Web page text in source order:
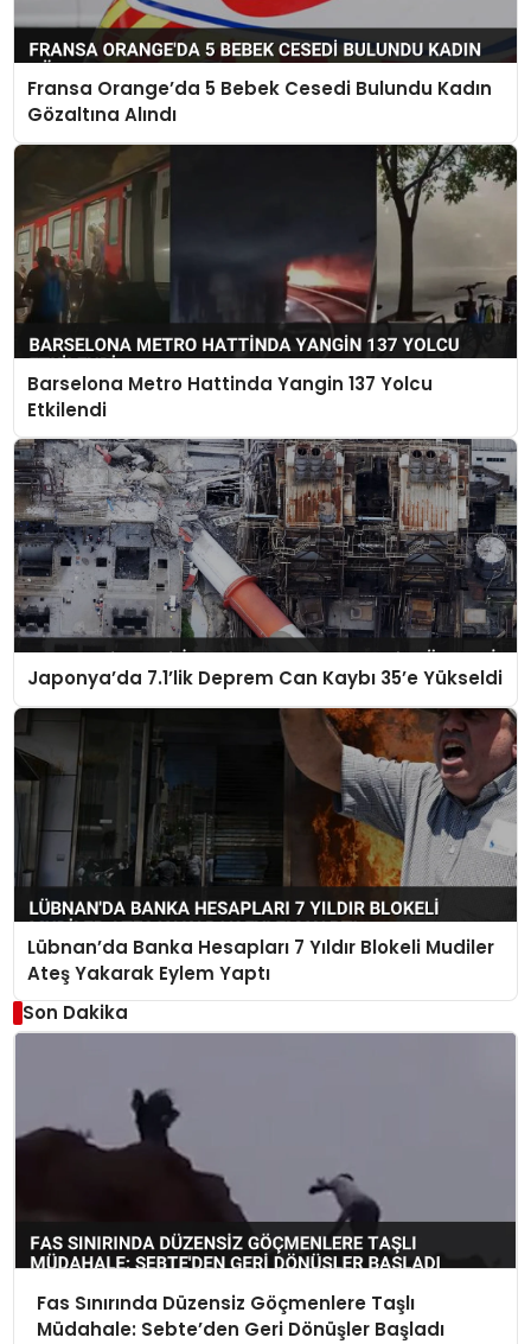
Fransa Orange’da 5 Bebek Cesedi Bulundu Kadın
Gözaltına Alındı
Barselona Metro Hattinda Yangin 137 Yolcu
Etkilendi
Japonya’da 7.1’lik Deprem Can Kaybı 35’e Yükseldi
Lübnan’da Banka Hesapları 7 Yıldır Blokeli Mudiler
Ateş Yakarak Eylem Yaptı
Son Dakika
Fas Sınırında Düzensiz Göçmenlere Taşlı
Müdahale: Sebte’den Geri Dönüşler Başladı